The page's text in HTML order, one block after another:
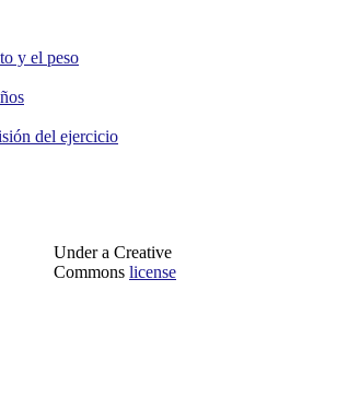
y el peso
del ejercicio
Under a Creative
Commons license